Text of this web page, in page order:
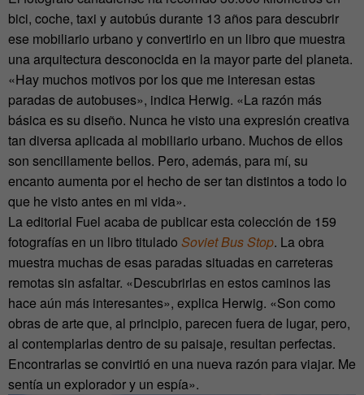
bici, coche, taxi y autobús durante 13 años para descubrir
ese mobiliario urbano y convertirlo en un libro que muestra
una arquitectura desconocida en la mayor parte del planeta.
«Hay muchos motivos por los que me interesan estas
paradas de autobuses», indica Herwig. «La razón más
básica es su diseño. Nunca he visto una expresión creativa
tan diversa aplicada al mobiliario urbano. Muchos de ellos
son sencillamente bellos. Pero, además, para mí, su
encanto aumenta por el hecho de ser tan distintos a todo lo
que he visto antes en mi vida».
La editorial Fuel acaba de publicar esta colección de 159
fotografías en un libro titulado Soviet Bus Stop. La obra
muestra muchas de esas paradas situadas en carreteras
remotas sin asfaltar. «Descubrirlas en estos caminos las
hace aún más interesantes», explica Herwig. «Son como
obras de arte que, al principio, parecen fuera de lugar, pero,
al contemplarlas dentro de su paisaje, resultan perfectas.
Encontrarlas se convirtió en una nueva razón para viajar. Me
sentía un explorador y un espía».